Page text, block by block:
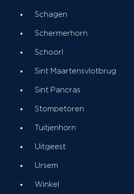
Schagen
Schermerhorn
Schoorl
Sint Maartensvlotbrug
Sint Pancras
Stompetoren
Tuitjenhorn
Uitgeest
Ursem
Winkel